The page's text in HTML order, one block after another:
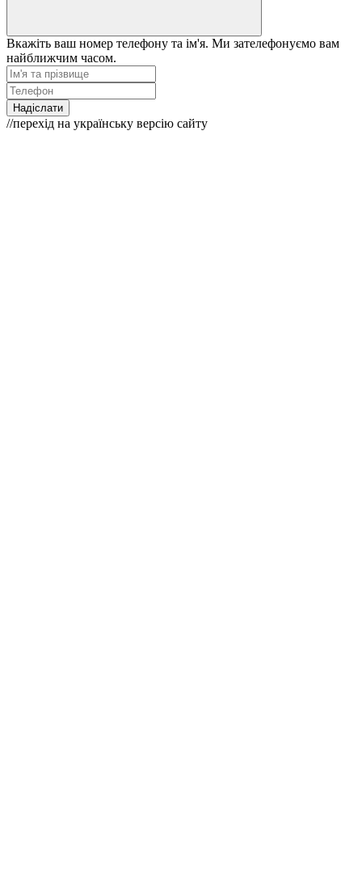
Вкажіть ваш номер телефону та ім'я. Ми зателефонуємо вам
найближчим часом.
Надіслати
//перехід на українську версію сайту